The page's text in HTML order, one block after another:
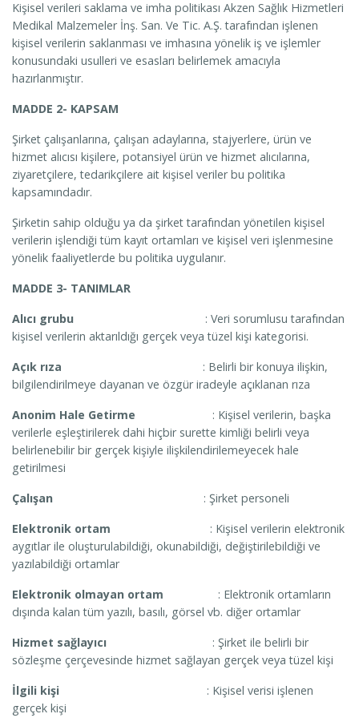
Kişisel verileri saklama ve imha politikası Akzen Sağlık Hizmetleri
Medikal Malzemeler İnş. San. Ve Tic. A.Ş. tarafından işlenen
kişisel verilerin saklanması ve imhasına yönelik iş ve işlemler
konusundaki usulleri ve esasları belirlemek amacıyla
hazırlanmıştır.
MADDE 2- KAPSAM
Şirket çalışanlarına, çalışan adaylarına, stajyerlere, ürün ve
hizmet alıcısı kişilere, potansiyel ürün ve hizmet alıcılarına,
ziyaretçilere, tedarikçilere ait kişisel veriler bu politika
kapsamındadır.
Şirketin sahip olduğu ya da şirket tarafından yönetilen kişisel
verilerin işlendiği tüm kayıt ortamları ve kişisel veri işlenmesine
yönelik faaliyetlerde bu politika uygulanır.
MADDE 3- TANIMLAR
Alıcı grubu : Veri sorumlusu tarafından
kişisel verilerin aktarıldığı gerçek veya tüzel kişi kategorisi.
Açık rıza : Belirli bir konuya ilişkin,
bilgilendirilmeye dayanan ve özgür iradeyle açıklanan rıza
Anonim Hale Getirme : Kişisel verilerin, başka
verilerle eşleştirilerek dahi hiçbir surette kimliği belirli veya
belirlenebilir bir gerçek kişiyle ilişkilendirilemeyecek hale
getirilmesi
Çalışan
: Şirket personeli
Elektronik ortam : Kişisel verilerin elektronik
aygıtlar ile oluşturulabildiği, okunabildiği, değiştirilebildiği ve
yazılabildiği ortamlar
Elektronik olmayan ortam : Elektronik ortamların
dışında kalan tüm yazılı, basılı, görsel vb. diğer ortamlar
Hizmet sağlayıcı : Şirket ile belirli bir
sözleşme çerçevesinde hizmet sağlayan gerçek veya tüzel kişi
İlgili kişi
: Kişisel verisi işlenen
gerçek kişi